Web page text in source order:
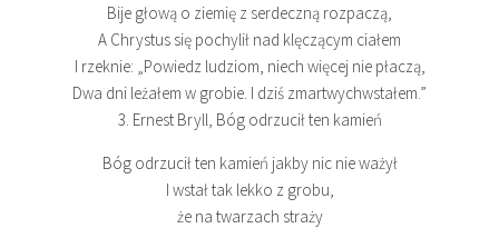
Bije głową o ziemię z serdeczną rozpaczą,
A Chrystus się pochylił nad klęczącym ciałem
I rzeknie: „Powiedz ludziom, niech więcej nie płaczą,
Dwa dni leżałem w grobie. I dziś zmartwychwstałem.”
3. Ernest Bryll, Bóg odrzucił ten kamień
Bóg odrzucił ten kamień jakby nic nie ważył
I wstał tak lekko z grobu,
że na twarzach straży